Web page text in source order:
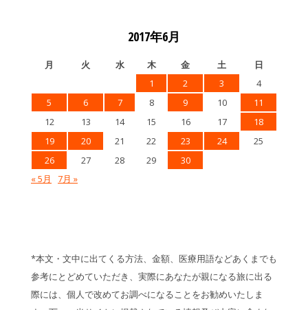
2017年6月
月 火 水 木 金 土
日
1
2 3
4
5
6 7 8 9 10
11
12
13 14 15 16 17
18
19
20 21 22 23 24
25
26
27 28 29
30
« 5月
7月 »
*本文・文中に出てくる方法、金額、医療用語などあくまでも
参考にとどめていただき、実際にあなたが親になる旅に出る
際には、個人で改めてお調べになることをお勧めいたしま